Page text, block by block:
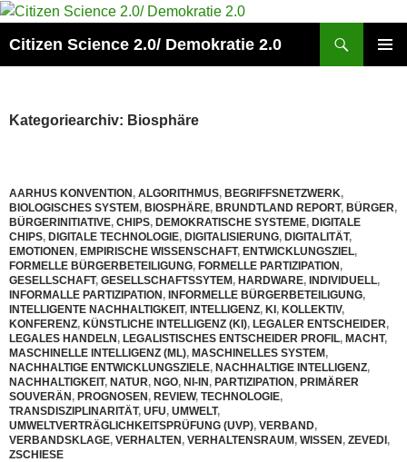
Zum
springen
Citizen Science 2.0/ Demokratie 2.0
Kategoriearchiv: Biosphäre
AARHUS KONVENTION, ALGORITHMUS, BEGRIFFSNETZWERK,
BIOLOGISCHES SYSTEM, BIOSPHÄRE, BRUNDTLAND REPORT, BÜRGER,
BÜRGERINITIATIVE, CHIPS, DEMOKRATISCHE SYSTEME, DIGITALE
CHIPS, DIGITALE TECHNOLOGIE, DIGITALISIERUNG, DIGITALITÄT,
EMOTIONEN, EMPIRISCHE WISSENSCHAFT, ENTWICKLUNGSZIEL,
FORMELLE BÜRGERBETEILIGUNG, FORMELLE PARTIZIPATION,
GESELLSCHAFT, GESELLSCHAFTSSYTEM, HARDWARE, INDIVIDUELL,
INFORMALLE PARTIZIPATION, INFORMELLE BÜRGERBETEILIGUNG,
INTELLIGENTE NACHHALTIGKEIT, INTELLIGENZ, KI, KOLLEKTIV,
KONFERENZ, KÜNSTLICHE INTELLIGENZ (KI), LEGALER ENTSCHEIDER,
LEGALES HANDELN, LEGALISTISCHES ENTSCHEIDER PROFIL, MACHT,
MASCHINELLE INTELLIGENZ (ML), MASCHINELLES SYSTEM,
NACHHALTIGE ENTWICKLUNGSZIELE, NACHHALTIGE INTELLIGENZ,
NACHHALTIGKEIT, NATUR, NGO, NI-IN, PARTIZIPATION, PRIMÄRER
SOUVERÄN, PROGNOSEN, REVIEW, TECHNOLOGIE,
TRANSDISZIPLINARITÄT, UFU, UMWELT,
UMWELTVERTRÄGLICHKEITSPRÜFUNG (UVP), VERBAND,
VERBANDSKLAGE, VERHALTEN, VERHALTENSRAUM, WISSEN, ZEVEDI,
ZSCHIESE